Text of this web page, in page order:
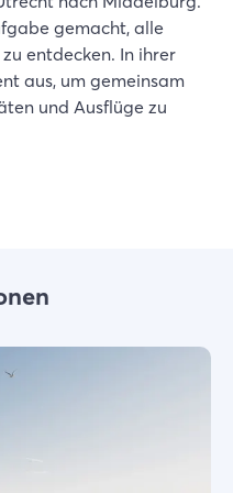
gemacht, alle
entdecken. In ihrer
aus, um gemeinsam
und Ausflüge zu